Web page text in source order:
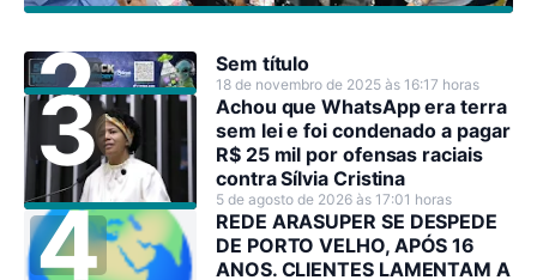
Sem título
18 de novembro de 2025 às 16:17 horas
Achou que WhatsApp era terra
sem lei e foi condenado a pagar
R$ 25 mil por ofensas raciais
contra Sílvia Cristina
5 de agosto de 2026 às 17:01 horas
REDE ARASUPER SE DESPEDE
DE PORTO VELHO, APÓS 16
ANOS. CLIENTES LAMENTAM A